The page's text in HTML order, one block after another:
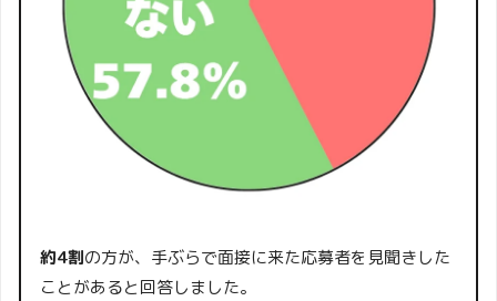
約4割の方が、手ぶらで面接に来た応募者を見聞きした
ことがあると回答しました。